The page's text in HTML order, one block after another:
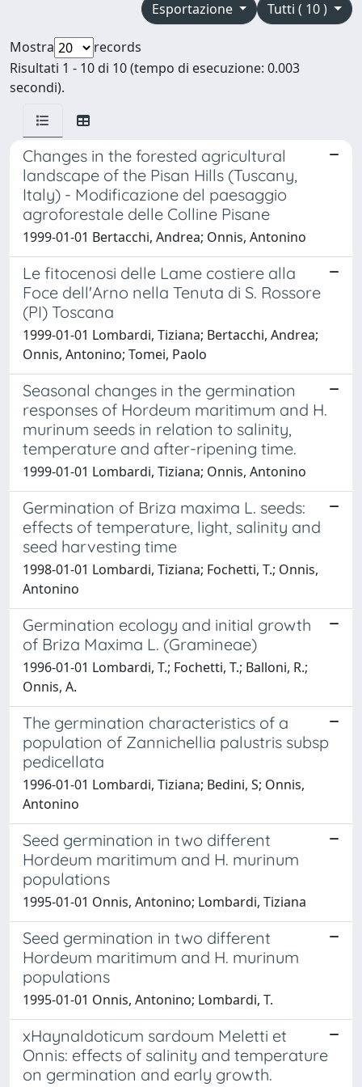
Tutti ( 10 )
Esportazione
Mostra
records
Risultati 1 - 10 di 10 (tempo di esecuzione: 0.003
secondi).
Changes in the forested agricultural
landscape of the Pisan Hills (Tuscany,
Italy) - Modificazione del paesaggio
agroforestale delle Colline Pisane
1999-01-01 Bertacchi, Andrea; Onnis, Antonino
Le fitocenosi delle Lame costiere alla
Foce dell'Arno nella Tenuta di S. Rossore
(PI) Toscana
1999-01-01 Lombardi, Tiziana; Bertacchi, Andrea;
Onnis, Antonino; Tomei, Paolo
Seasonal changes in the germination
responses of Hordeum maritimum and H.
murinum seeds in relation to salinity,
temperature and after-ripening time.
1999-01-01 Lombardi, Tiziana; Onnis, Antonino
Germination of Briza maxima L. seeds:
effects of temperature, light, salinity and
seed harvesting time
1998-01-01 Lombardi, Tiziana; Fochetti, T.; Onnis,
Antonino
Germination ecology and initial growth
of Briza Maxima L. (Gramineae)
1996-01-01 Lombardi, T.; Fochetti, T.; Balloni, R.;
Onnis, A.
The germination characteristics of a
population of Zannichellia palustris subsp
pedicellata
1996-01-01 Lombardi, Tiziana; Bedini, S; Onnis,
Antonino
Seed germination in two different
Hordeum maritimum and H. murinum
populations
1995-01-01 Onnis, Antonino; Lombardi, Tiziana
Seed germination in two different
Hordeum maritimum and H. murinum
populations
1995-01-01 Onnis, Antonino; Lombardi, T.
xHaynaldoticum sardoum Meletti et
Onnis: effects of salinity and temperature
on germination and early growth.